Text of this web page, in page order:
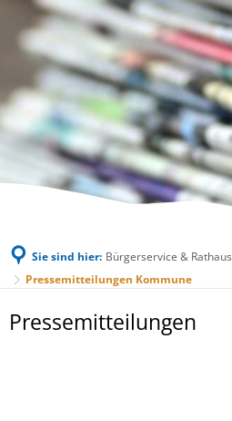
Sie sind hier: Bürgerservice & Rathaus
Pressemitteilungen Kommune
Pressemitteilungen
Pressemitteilungen